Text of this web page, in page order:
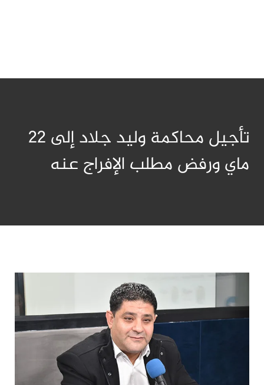
تأجيل محاكمة وليد جلاد إلى 22
ماي ورفض مطلب الإفراج عنه